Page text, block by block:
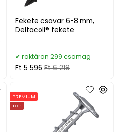
Fekete csavar 6-8 mm,
Deltacoll® fekete
raktáron 299 csomag
Ft 5 596 Ft 6 218
PREMIUM
TOP